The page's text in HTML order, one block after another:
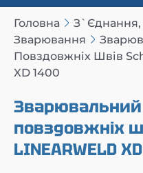
Головна З`єднання,
Зварювання
Повздовжніх Швів
XD 1400
Зварювальний
повздовжніх
LINEARWELD